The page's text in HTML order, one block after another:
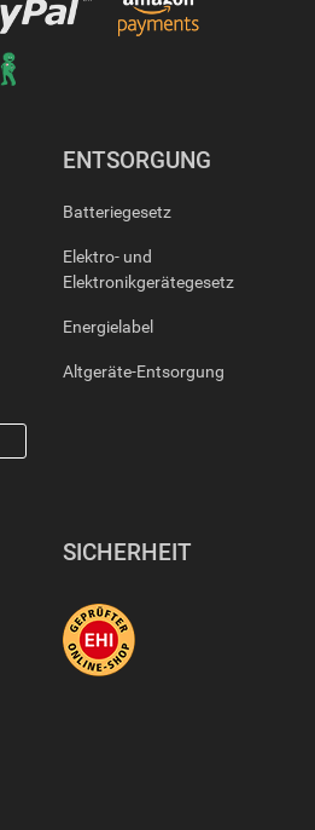
ENTSORGUNG
Batteriegesetz
Elektro- und
Elektronikgerätegesetz
Energielabel
Altgeräte-Entsorgung
SICHERHEIT